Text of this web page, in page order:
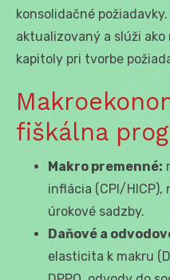
konsolidačné
aktualizovaný a slúži
kapitoly pri tvorbe
fiškálna
Makro premenné:
inflácia (CPI/HICP),
úrokové sadzby.
Daňové a
elasticita k makru